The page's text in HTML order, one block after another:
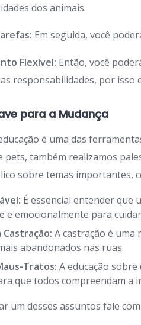
dos animais.
Em seguida, você
Flexível: Então, você
responsabilidades, por
para a Mudança
é uma das
pets, também realizamos
sobre temas importantes,
É essencial entender que
e emocionalmente para
A castração é uma
abandonados nas ruas.
Tratos: A educação
que todos compreendam a
um desses assuntos fale